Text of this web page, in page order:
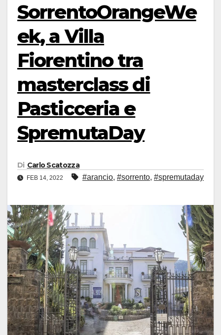
SorrentoOrangeWe
ek, a Villa
Fiorentino tra
masterclass di
Pasticceria e
SpremutaDay
Di Carlo Scatozza
FEB 14, 2022 #arancio, #sorrento, #spremutaday